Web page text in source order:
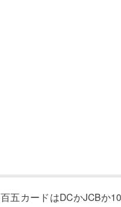
百五カードはDCかJCBか